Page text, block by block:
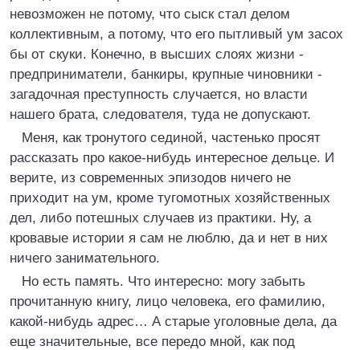
невозможен не потому, что сыск стал делом
коллективным, а потому, что его пытливый ум засох
бы от скуки. Конечно, в высших слоях жизни -
предприниматели, банкиры, крупные чиновники -
загадочная преступность случается, но власти
нашего брата, следователя, туда не допускают.
Меня, как тронутого сединой, частенько просят
рассказать про какое-нибудь интересное дельце. И
верите, из современных эпизодов ничего не
приходит на ум, кроме тугомотных хозяйственных
дел, либо потешных случаев из практики. Ну, а
кровавые истории я сам не люблю, да и нет в них
ничего занимательного.
Но есть память. Что интересно: могу забыть
прочитанную книгу, лицо человека, его фамилию,
какой-нибудь адрес… А старые уголовные дела, да
еще значительные, все передо мной, как под